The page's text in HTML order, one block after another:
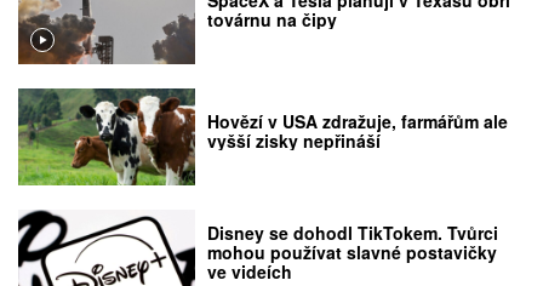
továrnu na čipy
Hovězí v USA zdražuje, farmářům ale
vyšší zisky nepřináší
Disney se dohodl TikTokem. Tvůrci
mohou používat slavné postavičky
ve videích